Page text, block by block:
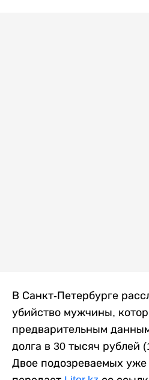
В Санкт-Петербурге
убийство мужчины,
предварительным
долга в 30 тысяч рублей
Двое подозреваемых